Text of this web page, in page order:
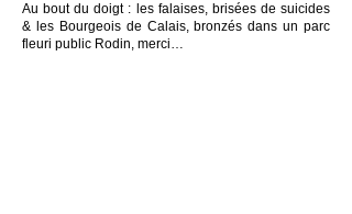
Au bout du doigt : les falaises, brisées de suicides
& les Bourgeois de Calais, bronzés dans un parc
fleuri public Rodin, merci…